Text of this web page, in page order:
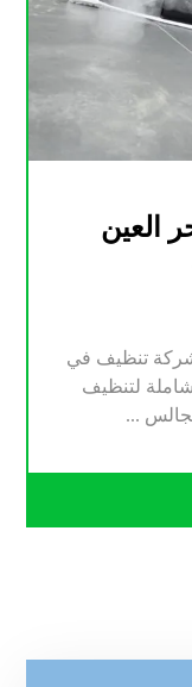
العين
تنظيف في
لتنظيف
...